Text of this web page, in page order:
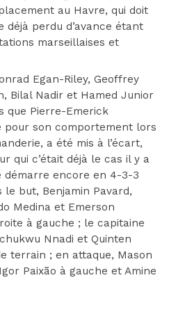
au Havre, qui doit
déjà perdu d’avance étant
marseillaises et
Egan-Riley, Geoffrey
Bilal Nadir et Hamed Junior
que Pierre-Emerick
pour son comportement lors
a été mis à l’écart,
qui c’était déjà le cas il y a
démarre encore en 4-3-3
le but, Benjamin Pavard,
Medina et Emerson
à gauche ; le capitaine
Nnadi et Quinten
terrain ; en attaque, Mason
Paixão à gauche et Amine